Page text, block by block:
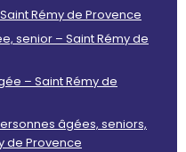
Rémy de Provence
senior – Saint Rémy de
– Saint Rémy de
âgées, seniors,
de Provence